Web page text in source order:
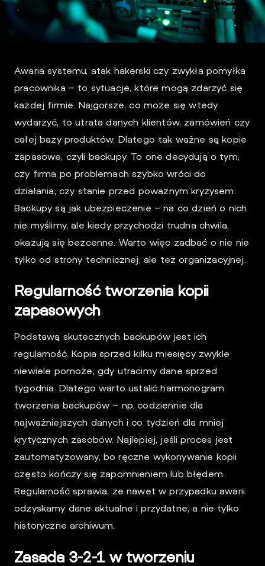
Panel
Klienta
Awaria systemu, atak hakerski czy zwykła pomyłka
pracownika – to sytuacje, które mogą zdarzyć się
każdej firmie. Najgorsze, co może się wtedy
wydarzyć, to utrata danych klientów, zamówień czy
całej bazy produktów. Dlatego tak ważne są kopie
zapasowe, czyli backupy. To one decydują o tym,
czy firma po problemach szybko wróci do
działania, czy stanie przed poważnym kryzysem.
Backupy są jak ubezpieczenie – na co dzień o nich
nie myślimy, ale kiedy przychodzi trudna chwila,
okazują się bezcenne. Warto więc zadbać o nie nie
tylko od strony technicznej, ale też organizacyjnej.
Regularność tworzenia kopii
zapasowych
Podstawą skutecznych backupów jest ich
regularność. Kopia sprzed kilku miesięcy zwykle
niewiele pomoże, gdy utracimy dane sprzed
tygodnia. Dlatego warto ustalić harmonogram
tworzenia backupów – np. codziennie dla
najważniejszych danych i co tydzień dla mniej
krytycznych zasobów. Najlepiej, jeśli proces jest
zautomatyzowany, bo ręczne wykonywanie kopii
często kończy się zapomnieniem lub błędem.
Regularność sprawia, że nawet w przypadku awarii
odzyskamy dane aktualne i przydatne, a nie tylko
historyczne archiwum.
Zasada 3-2-1 w tworzeniu